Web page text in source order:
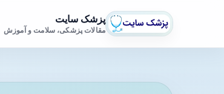
پزشک سایت
مقالات پزشکی، سلامت و آموزش